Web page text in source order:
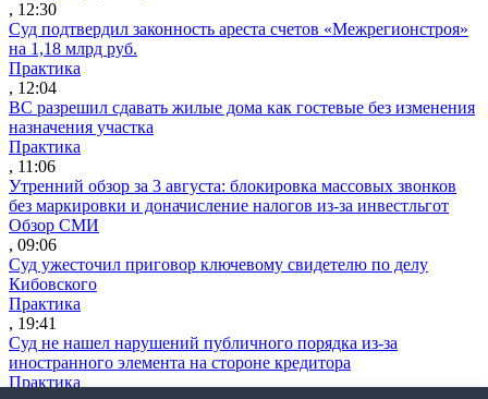
, 12:30
Суд подтвердил законность ареста счетов «Межрегионстроя»
на 1,18 млрд руб.
Практика
, 12:04
ВС разрешил сдавать жилые дома как гостевые без изменения
назначения участка
Практика
, 11:06
Утренний обзор за 3 августа: блокировка массовых звонков
без маркировки и доначисление налогов из-за инвестльгот
Обзор СМИ
, 09:06
Суд ужесточил приговор ключевому свидетелю по делу
Кибовского
Практика
, 19:41
Суд не нашел нарушений публичного порядка из-за
иностранного элемента на стороне кредитора
Практика